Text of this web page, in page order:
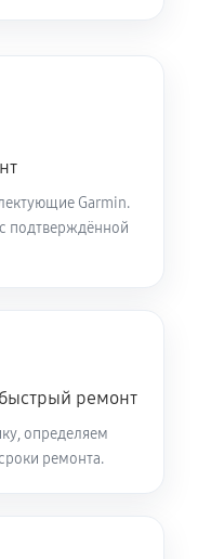
Garmin.
подтверждённой
ремонт
определяем
ремонта.